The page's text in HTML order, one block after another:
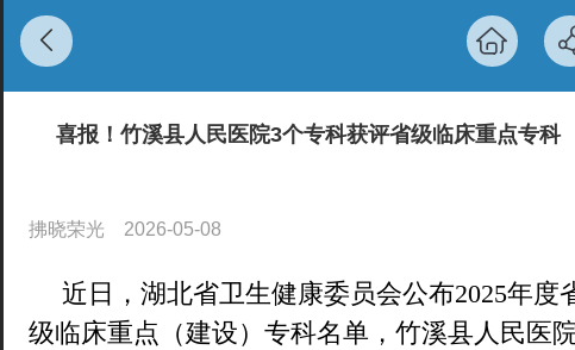
喜报！竹溪县人民医院3个专科获评省级临床重点专科
拂晓荣光 2026-05-08
近日，湖北省卫生健康委员会公布2025年度
级临床重点（建设）专科名单，竹溪县人民医